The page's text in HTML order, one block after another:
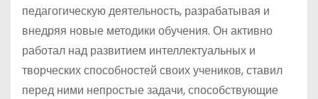
педагогическую деятельность, разрабатывая и
внедряя новые методики обучения. Он активно
работал над развитием интеллектуальных и
творческих способностей своих учеников, ставил
перед ними непростые задачи, способствующие